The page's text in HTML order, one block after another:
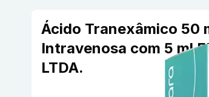
Ácido Tranexâmico 50
Intravenosa com 5 ml
LTDA.